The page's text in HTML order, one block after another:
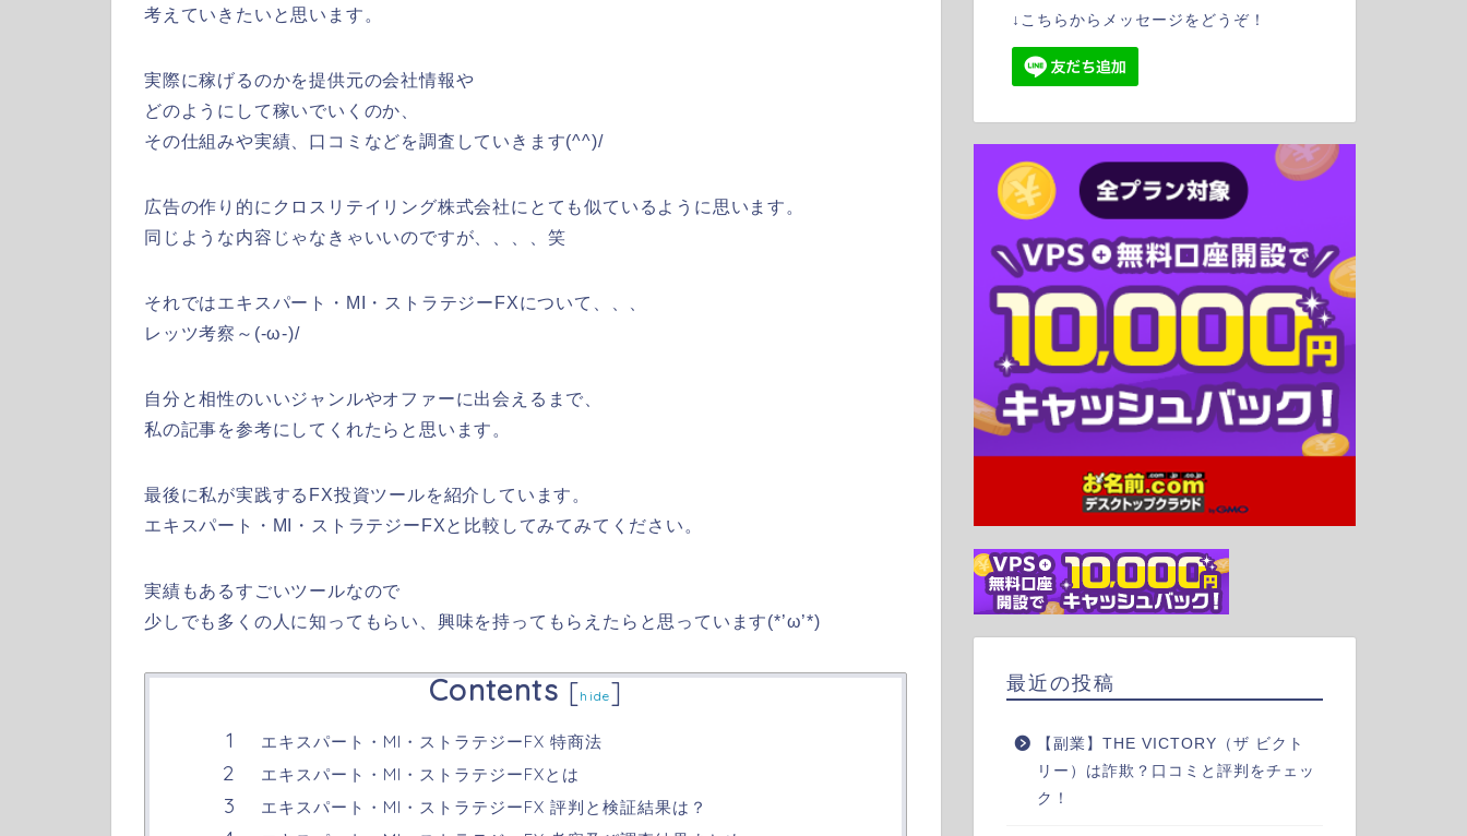
考えていきたいと思います。
実際に稼げるのかを提供元の会社情報や
どのようにして稼いでいくのか、
その仕組みや実績、口コミなどを調査していきます(^^)/
広告の作り的にクロスリテイリング株式会社にとても似ているように思います。
同じような内容じゃなきゃいいのですが、、、、笑
それではエキスパート・MI・ストラテジーFXについて、、、
レッツ考察～(-ω-)/
自分と相性のいいジャンルやオファーに出会えるまで、
私の記事を参考にしてくれたらと思います。
最後に私が実践するFX投資ツールを紹介しています。
エキスパート・MI・ストラテジーFXと比較してみてみてください。
実績もあるすごいツールなので
少しでも多くの人に知ってもらい、興味を持ってもらえたらと思っています(*’ω’*)
Contents [hide]
エキスパート・MI・ストラテジーFX 特商法
エキスパート・MI・ストラテジーFXとは
エキスパート・MI・ストラテジーFX 評判と検証結果は？
↓こちらからメッセージをどうぞ！
最近の投稿
【副業】THE VICTORY（ザ ビクト
リー）は詐欺？口コミと評判をチェッ
ク！